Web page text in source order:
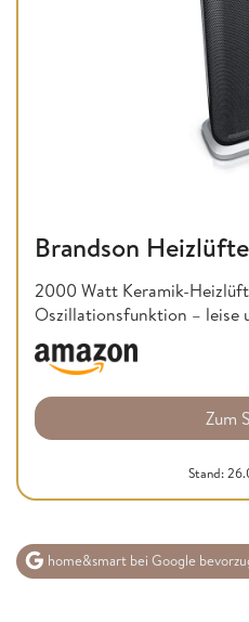
Brandson
2000 Watt Keramik-
Oszillationsfunktion – leise
Zum
Stand:
home&smart bei Google